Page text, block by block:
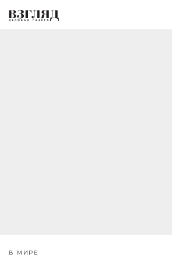
В МИРЕ